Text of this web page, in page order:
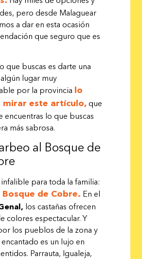
pero desde Malaguear
a dar en esta ocasión
que seguro que es
que buscas es darte una
lugar muy
por la provincia lo
mirar este artículo, que
encuentras lo que buscas
más sabrosa.
al Bosque de
para toda la familia:
de Cobre. En el
los castañas ofrecen
colores espectacular. Y
los pueblos de la zona y
es un lujo en
Parrauta, Igualeja,